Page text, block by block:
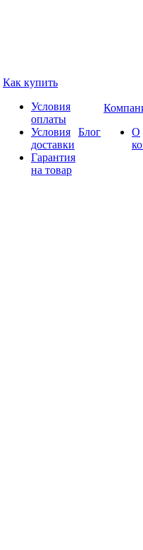
Как купить
Условия
оплаты
Условия
доставки
Гарантия
на товар
Блог
О